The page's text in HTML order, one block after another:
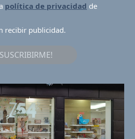
política de privacidad de
recibir publicidad.